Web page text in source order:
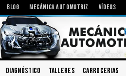
BLOG MECÁNICA AUTOMOTRIZ VÍDEOS
Diagnóstico Talleres Carrocerias